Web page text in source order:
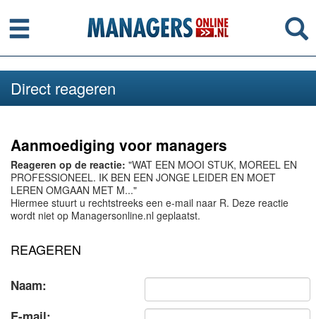
Menu
Direct reageren
Aanmoediging voor managers
Reageren op de reactie: "WAT EEN MOOI STUK, MOREEL EN
PROFESSIONEEL. IK BEN EEN JONGE LEIDER EN MOET
LEREN OMGAAN MET M..."
Hiermee stuurt u rechtstreeks een e-mail naar R. Deze reactie
wordt niet op Managersonline.nl geplaatst.
REAGEREN
Naam: